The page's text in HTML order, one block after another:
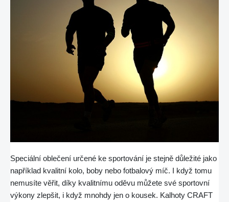
Speciální oblečení určené ke sportování je stejně důležité jako
například kvalitní kolo, boby nebo fotbalový míč. I když tomu
nemusíte věřit, díky kvalitnímu oděvu můžete své sportovní
výkony zlepšit, i když mnohdy jen o kousek. Kalhoty CRAFT